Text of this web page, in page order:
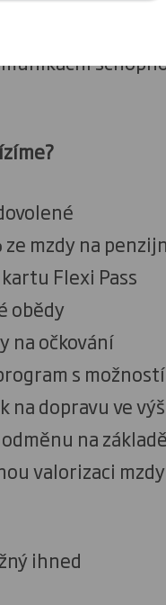
interního
ze mzdy na
Flexi Pass
obědy
na očkování
s
na dopravu ve
na
valorizaci mzdy
ihned